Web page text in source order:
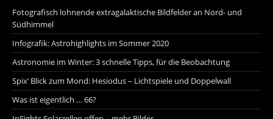
Fotografisch lohnende extragalaktische Bildfelder an Nord- und
Südhimmel
Infografik: Astrohighlights im Sommer 2020
Astronomie im Winter: 3 schnelle Tipps, für die Beobachtung
Spix‘ Blick zum Mond: Hesiodus – Lichtspiele und Doppelwall
Was ist eigentlich … 66?